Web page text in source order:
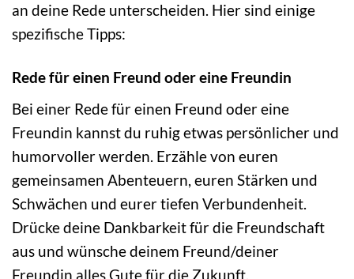
an deine Rede unterscheiden. Hier sind einige
spezifische Tipps:
Rede für einen Freund oder eine Freundin
Bei einer Rede für einen Freund oder eine
Freundin kannst du ruhig etwas persönlicher und
humorvoller werden. Erzähle von euren
gemeinsamen Abenteuern, euren Stärken und
Schwächen und eurer tiefen Verbundenheit.
Drücke deine Dankbarkeit für die Freundschaft
aus und wünsche deinem Freund/deiner
Freundin alles Gute für die Zukunft.